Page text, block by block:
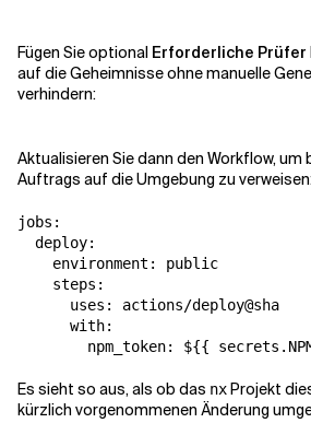
Fügen Sie optional Erforderliche Prüfer
auf die Geheimnisse ohne manuelle
verhindern:
Aktualisieren Sie dann den Workflow,
Auftrags auf die Umgebung zu
jobs:
  deploy:
    environment: public
    steps:
      uses: actions/deploy@sha
      with:
npm_token: ${{
Es sieht so aus, als ob das nx Projekt
kürzlich vorgenommenen Änderung